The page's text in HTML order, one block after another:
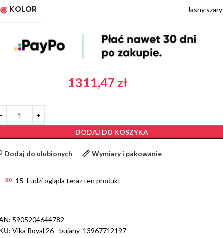
KOLOR Jasny szary
1311,47 zł
DODAJ DO KOSZYKA
Dodaj do ulubionych Wymiary i pakowanie
15 Ludzi ogląda teraz ten produkt
5905204644782
Vika Royal 26 - bujany_13967712197